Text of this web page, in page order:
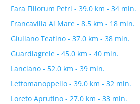
Fara Filiorum Petri - 39.0 km - 34 min.
Francavilla Al Mare - 8.5 km - 18 min.
Giuliano Teatino - 37.0 km - 38 min.
Guardiagrele - 45.0 km - 40 min.
Lanciano - 52.0 km - 39 min.
Lettomanoppello - 39.0 km - 32 min.
Loreto Aprutino - 27.0 km - 33 min.